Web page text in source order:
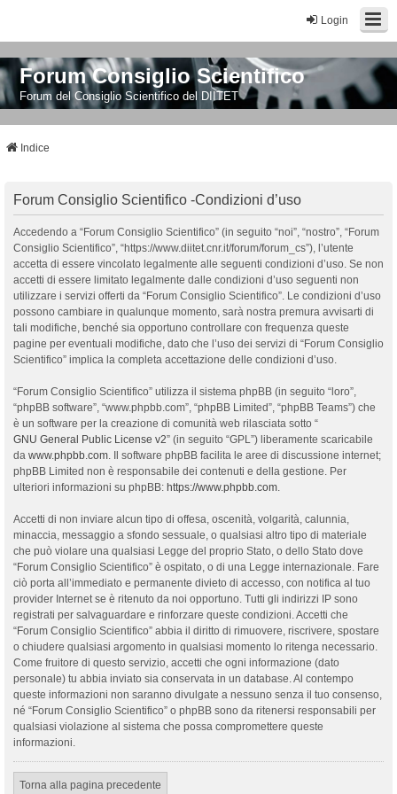
Login
Forum Consiglio Scientifico
Forum del Consiglio Scientifico del DIITET
Indice
Forum Consiglio Scientifico -Condizioni d’uso
Accedendo a “Forum Consiglio Scientifico” (in seguito “noi”, “nostro”, “Forum
Consiglio Scientifico”, “https://www.diitet.cnr.it/forum/forum_cs”), l’utente
accetta di essere vincolato legalmente alle seguenti condizioni d’uso. Se non
accetti di essere limitato legalmente dalle condizioni d’uso seguenti non
utilizzare i servizi offerti da “Forum Consiglio Scientifico”. Le condizioni d’uso
possono cambiare in qualunque momento, sarà nostra premura avvisarti di
tali modifiche, benché sia opportuno controllare con frequenza queste
pagine per eventuali modifiche, dato che l’uso dei servizi di “Forum Consiglio
Scientifico” implica la completa accettazione delle condizioni d’uso.
“Forum Consiglio Scientifico” utilizza il sistema phpBB (in seguito “loro”,
“phpBB software”, “www.phpbb.com”, “phpBB Limited”, “phpBB Teams”) che
è un software per la creazione di comunità web rilasciata sotto “
GNU General Public License v2” (in seguito “GPL”) liberamente scaricabile
da www.phpbb.com. Il software phpBB facilita le aree di discussione internet;
phpBB Limited non è responsabile dei contenuti e della gestione. Per
ulteriori informazioni su phpBB: https://www.phpbb.com.
Accetti di non inviare alcun tipo di offesa, oscenità, volgarità, calunnia,
minaccia, messaggio a sfondo sessuale, o qualsiasi altro tipo di materiale
che può violare una qualsiasi Legge del proprio Stato, o dello Stato dove
“Forum Consiglio Scientifico” è ospitato, o di una Legge internazionale. Fare
ciò porta all’immediato e permanente divieto di accesso, con notifica al tuo
provider Internet se è ritenuto da noi opportuno. Tutti gli indirizzi IP sono
registrati per salvaguardare e rinforzare queste condizioni. Accetti che
“Forum Consiglio Scientifico” abbia il diritto di rimuovere, riscrivere, spostare
o chiudere qualsiasi argomento in qualsiasi momento lo ritenga necessario.
Come fruitore di questo servizio, accetti che ogni informazione (dato
personale) tu abbia inviato sia conservata in un database. Al contempo
queste informazioni non saranno divulgate a nessuno senza il tuo consenso,
né “Forum Consiglio Scientifico” o phpBB sono da ritenersi responsabili per
qualsiasi violazione al sistema che possa compromettere queste
informazioni.
Torna alla pagina precedente